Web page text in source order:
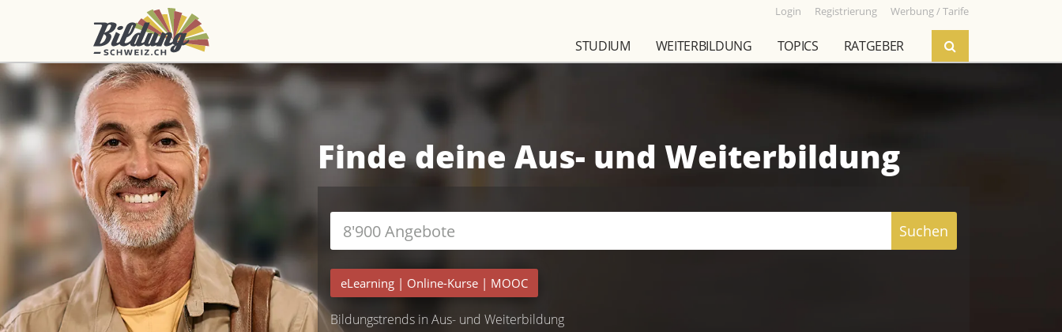
Login Registrierung Werbung / Tarife
STUDIUM WEITERBILDUNG TOPICS RATGEBER
Finde deine Aus- und Weiterbildung
Suchen
eLearning | Online-Kurse | MOOC
Bildungstrends in Aus- und Weiterbildung